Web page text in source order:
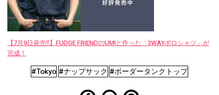
【7月9日発売‼︎】FUDGE FRIENDのUMIと作った「3WAYポロシャツ」が
完成！
#Tokyo #ナップサック #ボーダータンクトップ